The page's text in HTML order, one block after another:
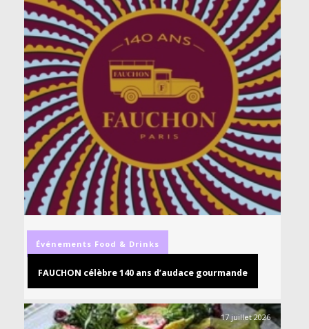
Événements Food & Drinks
FAUCHON célèbre 140 ans d’audace gourmande
17 juillet 2026